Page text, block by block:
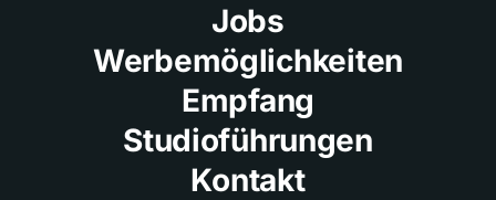
Jobs
Werbemöglichkeiten
Empfang
Studioführungen
Kontakt